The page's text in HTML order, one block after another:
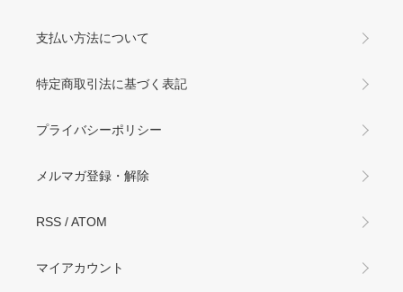
支払い方法について
特定商取引法に基づく表記
プライバシーポリシー
メルマガ登録・解除
RSS /ATOM
マイアカウント